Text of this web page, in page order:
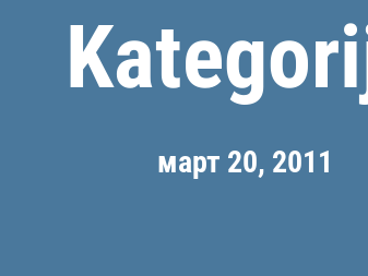
март 20, 2011